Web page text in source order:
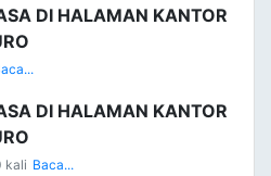
DI HALAMAN KANTOR
DI HALAMAN KANTOR
kali Baca...